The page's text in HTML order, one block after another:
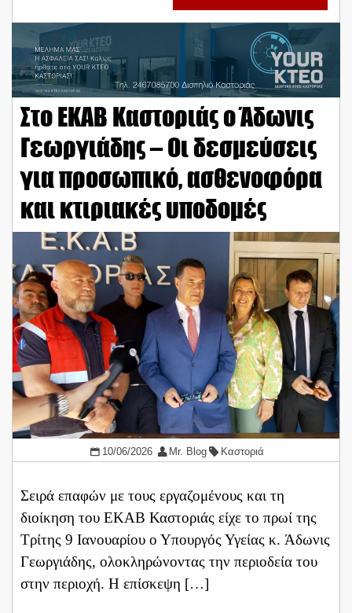
Στο ΕΚΑΒ Καστοριάς ο Άδωνις
Γεωργιάδης – Οι δεσμεύσεις
για προσωπικό, ασθενοφόρα
και κτιριακές υποδομές
10/06/2026 Mr. Blog Καστοριά
Σειρά επαφών με τους εργαζομένους και τη
διοίκηση του ΕΚΑΒ Καστοριάς είχε το πρωί της
Τρίτης 9 Ιανουαρίου ο Υπουργός Υγείας κ. Άδωνις
Γεωργιάδης, ολοκληρώνοντας την περιοδεία του
στην περιοχή. Η επίσκεψη […]